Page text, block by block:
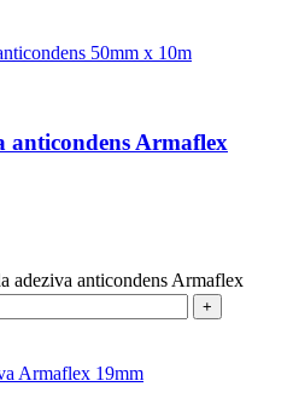
anticondens Armaflex
adeziva anticondens Armaflex